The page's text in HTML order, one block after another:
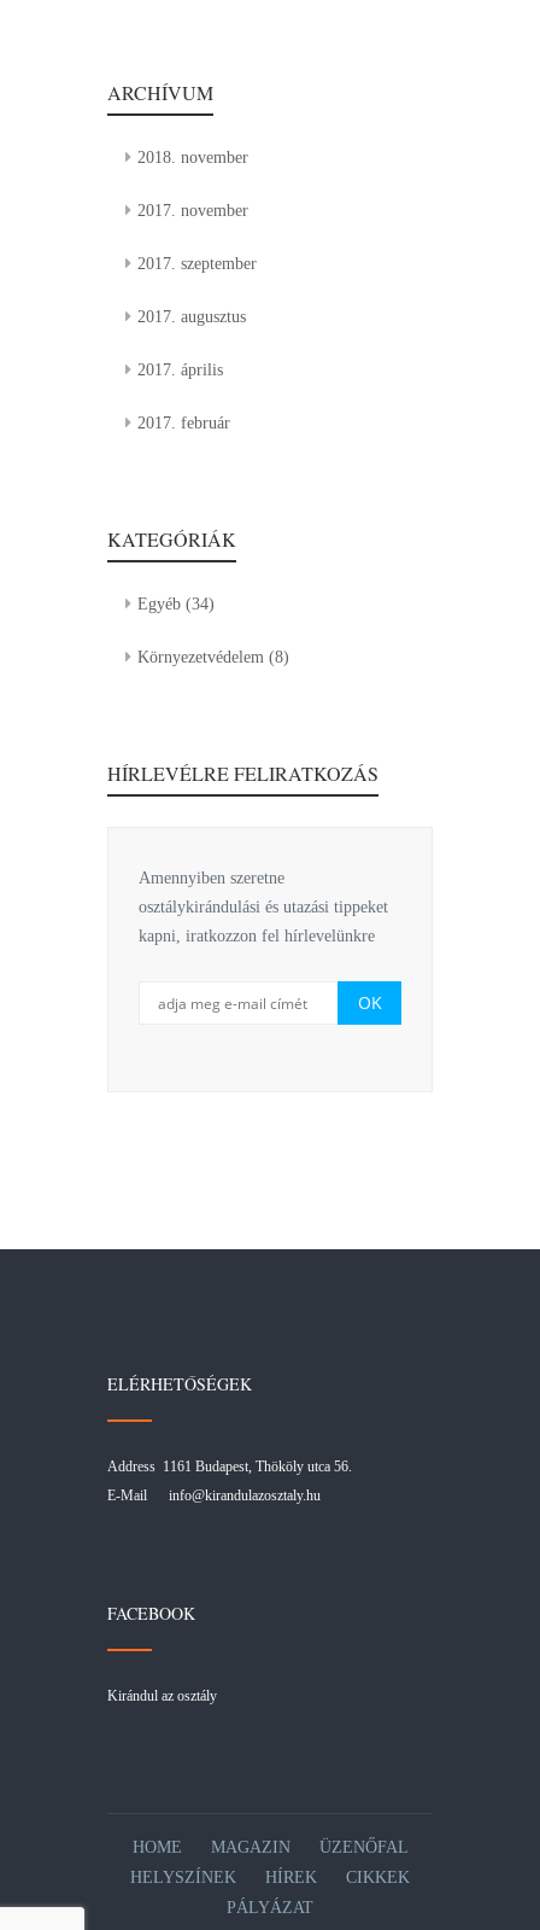
ARCHÍVUM
2018. november
2017. november
2017. szeptember
2017. augusztus
2017. április
2017. február
KATEGÓRIÁK
Egyéb (34)
Környezetvédelem (8)
HÍRLEVÉLRE FELIRATKOZÁS
Amennyiben szeretne
osztálykirándulási és utazási tippeket
kapni, iratkozzon fel hírlevelünkre
ELÉRHETŐSÉGEK
Address 1161 Budapest, Thököly utca 56.
E-Mail info@kirandulazosztaly.hu
FACEBOOK
Kirándul az osztály
HOME MAGAZIN
ÜZENŐFAL
HELYSZÍNEK
HÍREK
CIKKEK
PÁLYÁZAT